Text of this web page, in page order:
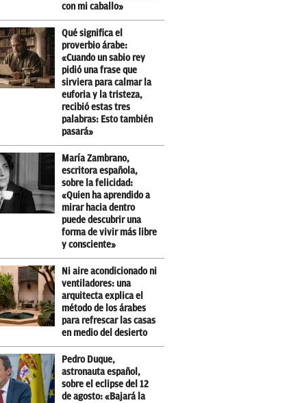
con mi caballo»
Qué significa el
proverbio árabe:
«Cuando un sabio rey
pidió una frase que
sirviera para calmar la
euforia y la tristeza,
recibió estas tres
palabras: Esto también
pasará»
María Zambrano,
escritora española,
sobre la felicidad:
«Quien ha aprendido a
mirar hacia dentro
puede descubrir una
forma de vivir más libre
y consciente»
Ni aire acondicionado ni
ventiladores: una
arquitecta explica el
método de los árabes
para refrescar las casas
en medio del desierto
Pedro Duque,
astronauta español,
sobre el eclipse del 12
de agosto: «Bajará la